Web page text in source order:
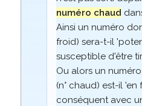
numéro chaud
Ainsi un numéro
froid) sera-t-il
susceptible d'être
Ou alors un
(n° chaud) est-il
conséquent avec